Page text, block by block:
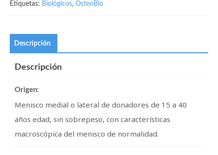
Etiquetas: Biológicos, OsteoBio
Descripción
Descripción
Origen:
Menisco medial o lateral de donadores de 15 a 40
años edad, sin sobrepeso, con características
macroscópica del menisco de normalidad.